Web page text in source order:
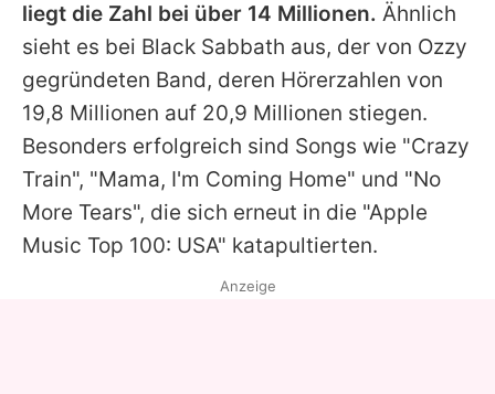
Datenschutzerklärung
Nutzungsbedingungen
Utiq verwalten
liegt die Zahl bei über 14 Millionen. Ähnlich
sieht es bei Black Sabbath aus, der von Ozzy
gegründeten Band, deren Hörerzahlen von
19,8 Millionen auf 20,9 Millionen stiegen.
Besonders erfolgreich sind Songs wie "Crazy
Train", "Mama, I'm Coming Home" und "No
More Tears", die sich erneut in die "Apple
Music Top 100: USA" katapultierten.
Anzeige